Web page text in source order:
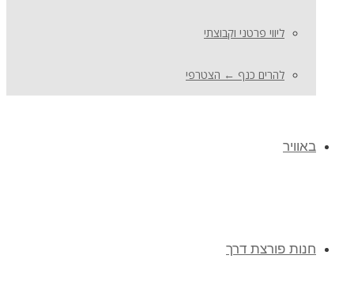
ליווי פרטני וקבוצתי
להרים כנף ← הצטרפי
באוויר
חנות פורצת דרך